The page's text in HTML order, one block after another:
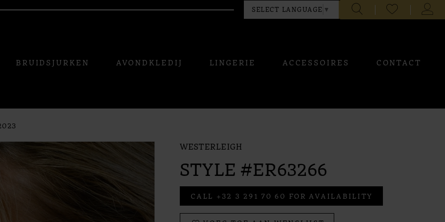
SELECT LANGUAGE ▼
CHECK
WISHLIST
BRUIDSJURKEN AVONDKLEDIJ LINGERIE ACCESSOIRES CONTACT
WESTERLEIGH
STYLE #ER63266
CALL +32 3 291 70 60 FOR AVAILABILITY